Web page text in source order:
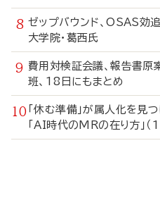
ゼップバウンド、OSAS
大学院・葛西氏
費用対検証会議、報告書
班、18日にもまとめ
「休む準備」が属人化を
「AI時代のMRの在り方」（